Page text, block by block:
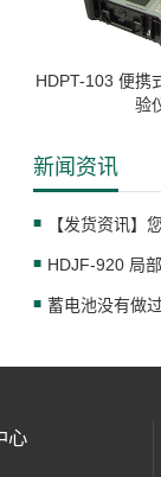
HDPT-103 便携
验
新闻资讯
HDJF-920 局
蓄电池没有做
心